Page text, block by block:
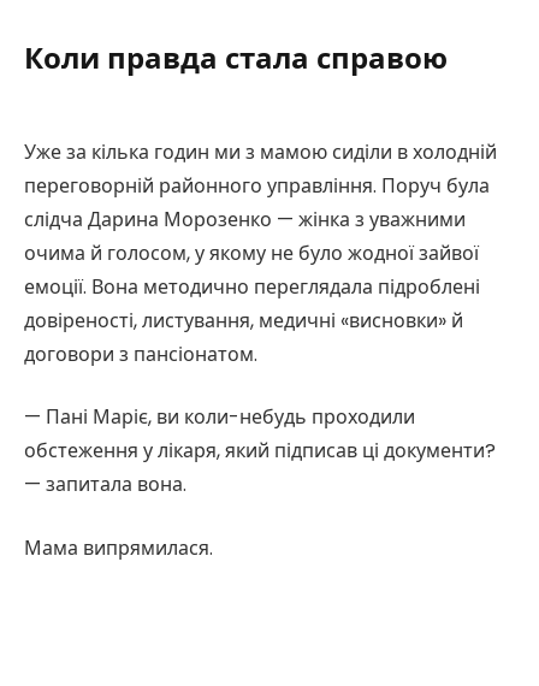
Коли правда стала справою
Уже за кілька годин ми з мамою сиділи в холодній
переговорній районного управління. Поруч була
слідча Дарина Морозенко — жінка з уважними
очима й голосом, у якому не було жодної зайвої
емоції. Вона методично переглядала підроблені
довіреності, листування, медичні «висновки» й
договори з пансіонатом.
— Пані Маріє, ви коли-небудь проходили
обстеження у лікаря, який підписав ці документи?
— запитала вона.
Мама випрямилася.